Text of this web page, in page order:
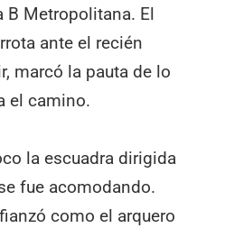
B Metropolitana. El
ante el recién
marcó la pauta de lo
el camino.
la escuadra dirigida
fue acomodando.
como el arquero